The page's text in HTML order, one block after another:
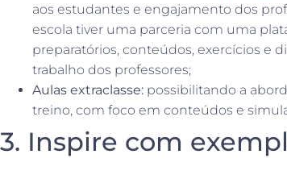
aos estudantes e engajamento dos
escola tiver uma parceria com uma
preparatórios, conteúdos, exercícios e
trabalho dos professores;
Aulas extraclasse: possibilitando a
treino, com foco em conteúdos e
3. Inspire com